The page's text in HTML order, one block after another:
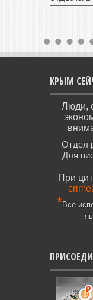
КРЫМ
Люди,
Отдел
Для
При
*Все